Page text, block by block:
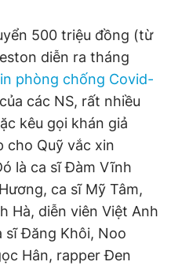
500 triệu đồng (từ
diễn ra tháng
phòng chống Covid-
các NS, rất nhiều
kêu gọi khán giả
cho Quỹ vắc xin
là ca sĩ Đàm Vĩnh
ca sĩ Mỹ Tâm,
Hà, diễn viên Việt Anh
sĩ Đăng Khôi, Noo
Hân, rapper Đen